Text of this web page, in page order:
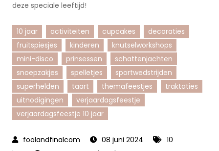
deze speciale leeftijd!
10 jaar activiteiten cupcakes
decoraties
fruitspiesjes
kinderen
knutselworkshops
mini-disco
prinsessen
schattenjachten
snoepzakjes
spelletjes
sportwedstrijden
superhelden
taart themafeestjes
traktaties
uitnodigingen
verjaardagsfeestje
verjaardagsfeestje 10 jaar
08 juni 2024
10